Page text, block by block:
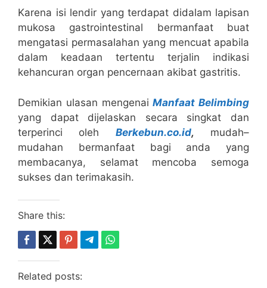
Karena isi lendir yang terdapat didalam lapisan
mukosa gastrointestinal bermanfaat buat
mengatasi permasalahan yang mencuat apabila
dalam keadaan tertentu terjalin indikasi
kehancuran organ pencernaan akibat gastritis.
Demikian ulasan mengenaiManfaat Belimbing
yang dapat dijelaskan secara singkat dan
terperinci oleh Berkebun.co.id, mudah–
mudahan bermanfaat bagi anda yang
membacanya, selamat mencoba semoga
sukses dan terimakasih.
Share this:
Related posts: